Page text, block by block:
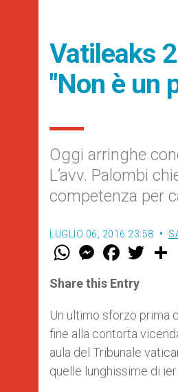
Vatileaks
"Non è un
Oggi arringhe
L’avv. Palombi
competenza per
LUGLIO 06, 2016 23:58
W
t
s
p
p
M
e
s
e
g
e
r
F
a
e
b
o
k
w
r
Share this Entry
Un ultimo sforzo prima
fine alla contorta
aula del Tribunale
quelle lunghissime di